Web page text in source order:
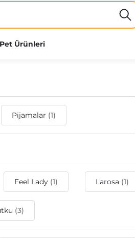
Pet Ürünleri
Pijamalar (1)
Feel Lady (1) Larosa (1)
(3)